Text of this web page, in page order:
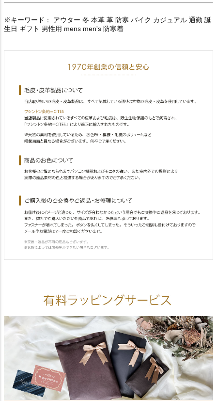
※キーワード： アウター 冬 本革 革 防寒 バイク カジュアル 通勤 誕
生日 ギフト 男性用 mens men's 防寒着